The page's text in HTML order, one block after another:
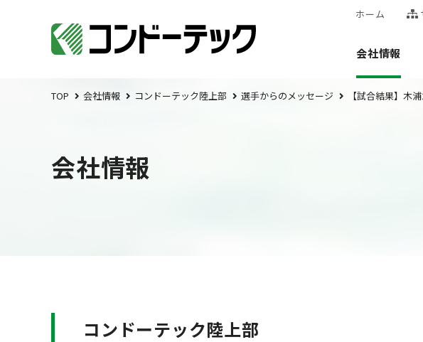
ホーム
会社情報
TOP 会社情報 コンドーテック陸上部 選手からのメッセージ 【試合結果】木
会社情報
コンドーテック陸上部